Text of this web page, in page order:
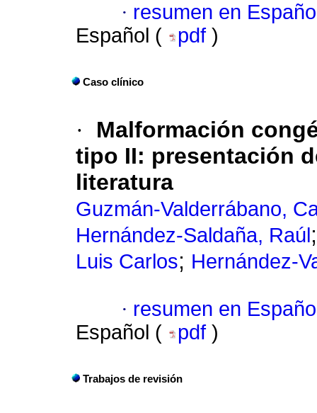
· resumen en
Español (
pdf )
Caso clínico
·
Malformación
tipo II: presentación
literatura
Guzmán-Valderrábano,
Hernández-Saldaña, Raúl
Luis Carlos; Hernández-
· resumen en
Español (
pdf )
Trabajos de revisión